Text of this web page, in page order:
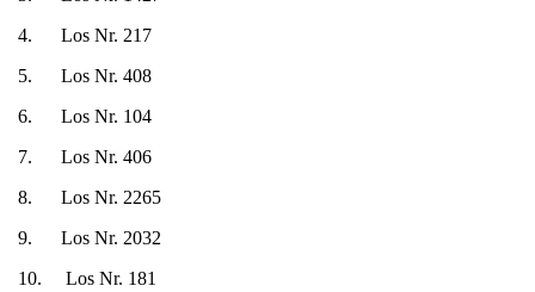
4. Los Nr. 217
5. Los Nr. 408
6. Los Nr. 104
7. Los Nr. 406
8. Los Nr. 2265
9. Los Nr. 2032
10. Los Nr. 181